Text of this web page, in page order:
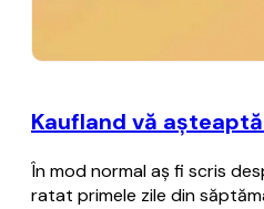
Kaufland vă
În mod normal aş fi scris
ratat primele zile din